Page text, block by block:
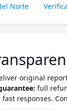
Norte
original
full
responses.